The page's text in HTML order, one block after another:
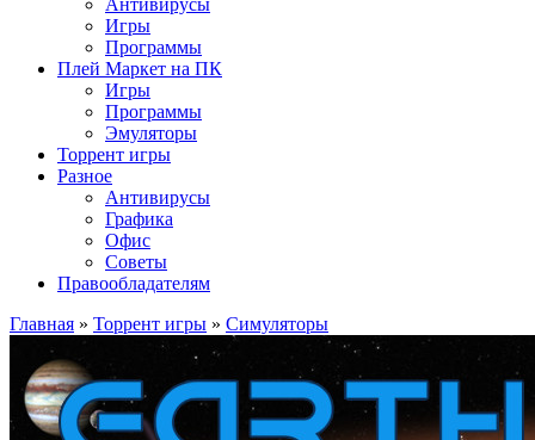
Антивирусы
Игры
Программы
Плей Маркет на ПК
Игры
Программы
Эмуляторы
Торрент игры
Разное
Антивирусы
Графика
Офис
Советы
Правообладателям
Главная » Торрент игры » Симуляторы